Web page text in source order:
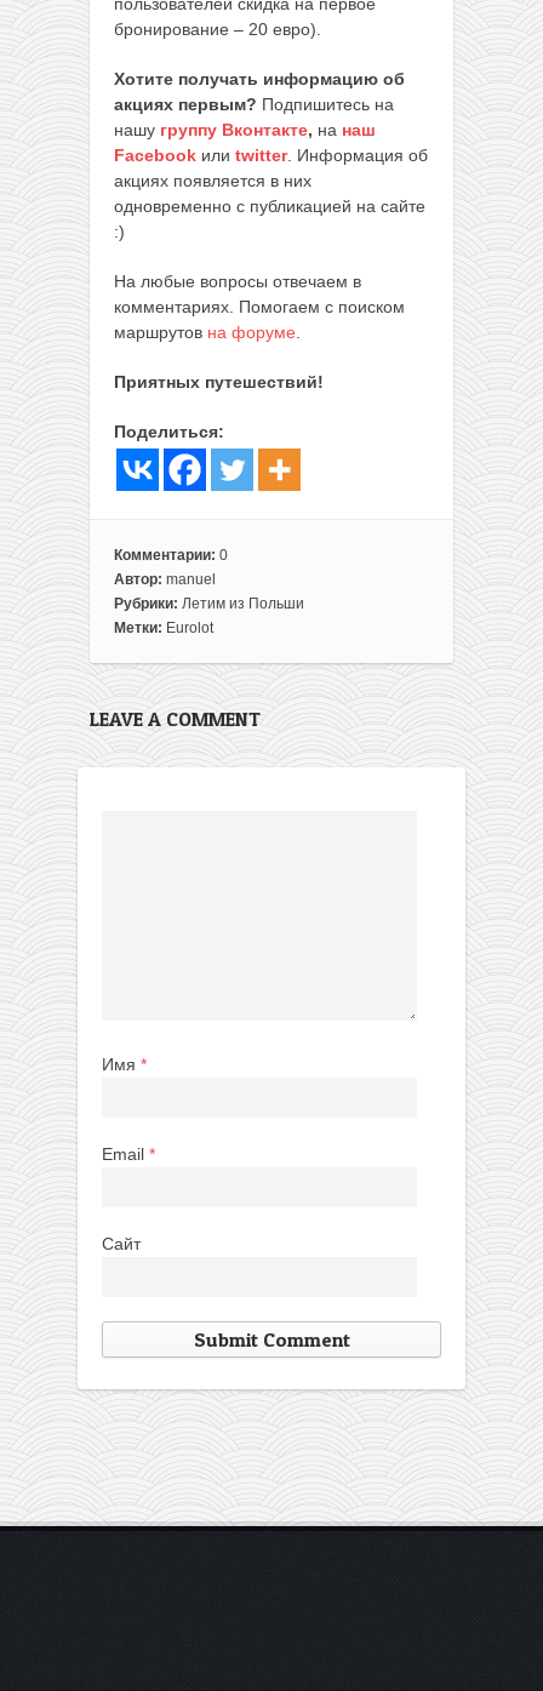
бронирование – 20 евро).
Хотите получать информацию об
акциях первым? Подпишитесь на
нашу группу Вконтакте, на наш
Facebook или twitter. Информация об
акциях появляется в них
одновременно с публикацией на сайте
:)
На любые вопросы отвечаем в
комментариях. Помогаем с поиском
маршрутов на форуме
Приятных путешествий!
Поделиться:
Комментарии: 0
Автор: manuel
Рубрики: Летим из Польши
Метки: Eurolot
LEAVE A COMMENT
Имя *
Email *
Сайт